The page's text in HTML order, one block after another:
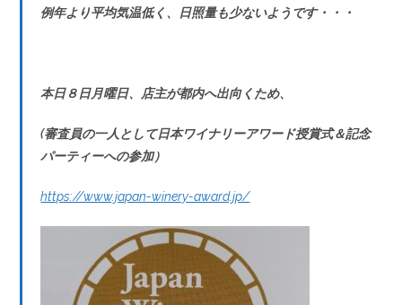
例年より平均気温低く、日照量も少ないようです・・・
本日８日月曜日、店主が都内へ出向くため、
(審査員の一人として日本ワイナリーアワード授賞式＆記念
パーティーへの参加）
https://www.japan-winery-award.jp/